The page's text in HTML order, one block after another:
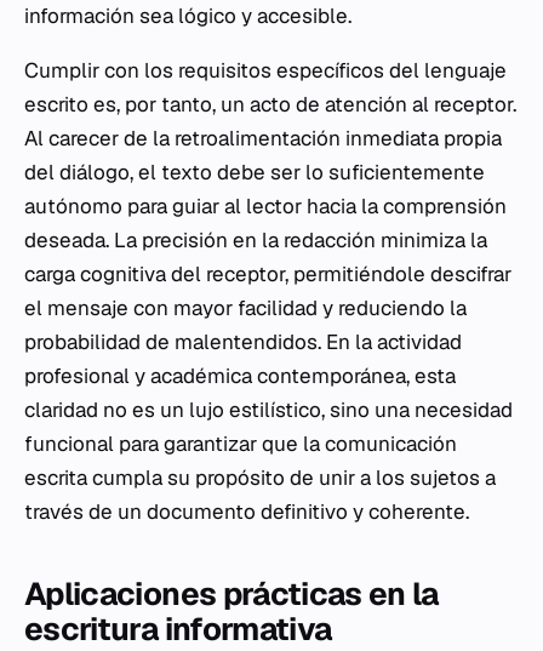
información sea lógico y accesible.
Cumplir con los requisitos específicos del lenguaje
escrito es, por tanto, un acto de atención al receptor.
Al carecer de la retroalimentación inmediata propia
del diálogo, el texto debe ser lo suficientemente
autónomo para guiar al lector hacia la comprensión
deseada. La precisión en la redacción minimiza la
carga cognitiva del receptor, permitiéndole descifrar
el mensaje con mayor facilidad y reduciendo la
probabilidad de malentendidos. En la actividad
profesional y académica contemporánea, esta
claridad no es un lujo estilístico, sino una necesidad
funcional para garantizar que la comunicación
escrita cumpla su propósito de unir a los sujetos a
través de un documento definitivo y coherente.
Aplicaciones prácticas en la
escritura informativa